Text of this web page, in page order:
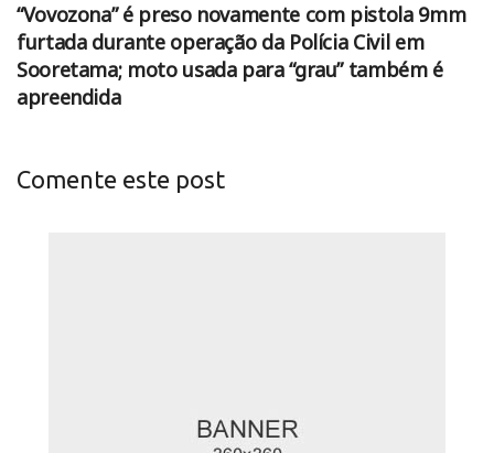
“Vovozona” é preso novamente com pistola 9mm
furtada durante operação da Polícia Civil em
Sooretama; moto usada para “grau” também é
apreendida
Comente este post